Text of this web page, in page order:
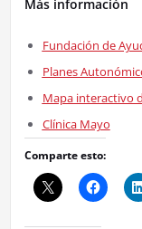
Más información
Fundación de
Planes
Mapa interactivo
Clínica Mayo
Comparte esto: